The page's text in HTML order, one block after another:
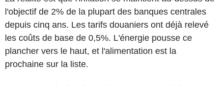
l'objectif de 2% de la plupart des banques centrales
depuis cinq ans. Les tarifs douaniers ont déjà relevé
les coûts de base de 0,5%. L'énergie pousse ce
plancher vers le haut, et l'alimentation est la
prochaine sur la liste.